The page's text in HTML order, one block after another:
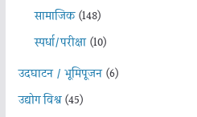
सामाजिक(148)
स्पर्धा/परीक्षा(10)
उदघाटन / भूमिपूजन(6)
उद्योग विश्व(45)